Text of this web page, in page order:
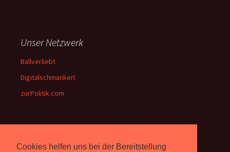
Cookies helfen uns bei der Bereitstellung
Unser Netzwerk
Ballverliebt
Digitalschmankerl
zurPolitik.com
Über Uns